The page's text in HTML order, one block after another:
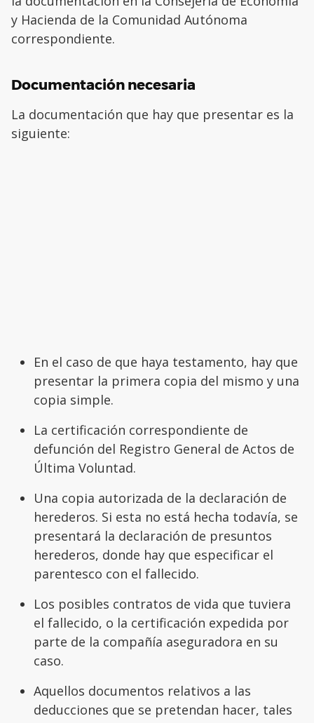
y Hacienda de la Comunidad Autónoma
correspondiente.
Documentación necesaria
La documentación que hay que presentar es la
siguiente:
En el caso de que haya testamento, hay que
presentar la primera copia del mismo y una
copia simple.
La certificación correspondiente de
defunción del Registro General de Actos de
Última Voluntad.
Una copia autorizada de la declaración de
herederos. Si esta no está hecha todavía, se
presentará la declaración de presuntos
herederos, donde hay que especificar el
parentesco con el fallecido.
Los posibles contratos de vida que tuviera
el fallecido, o la certificación expedida por
parte de la compañía aseguradora en su
caso.
Aquellos documentos relativos a las
deducciones que se pretendan hacer, tales